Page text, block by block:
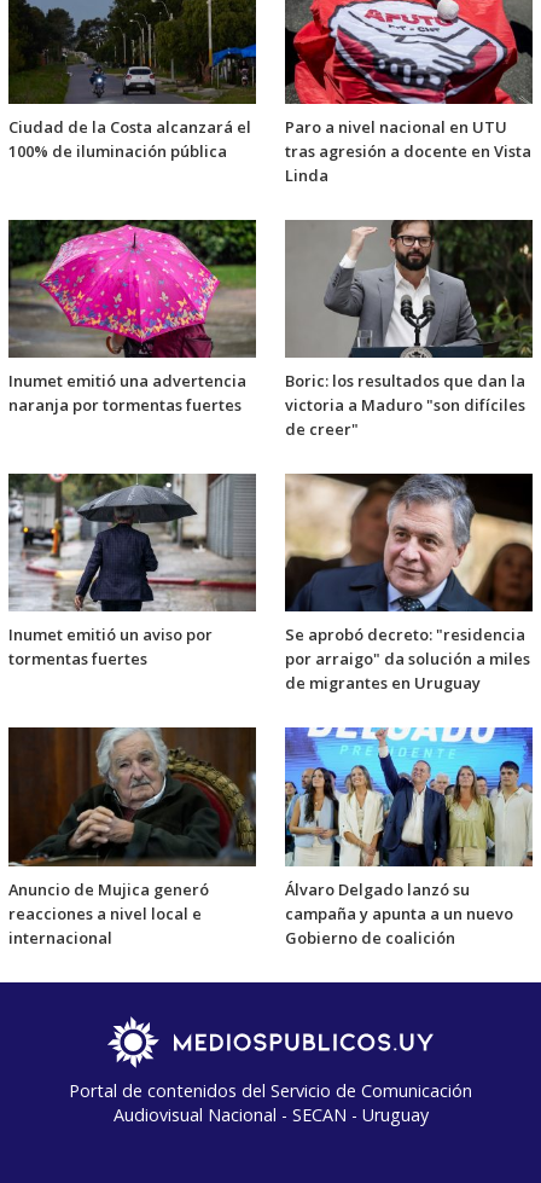
Ciudad de la Costa alcanzará el
100% de iluminación pública
Paro a nivel nacional en UTU
tras agresión a docente en Vista
Linda
Inumet emitió una advertencia
naranja por tormentas fuertes
Boric: los resultados que dan la
victoria a Maduro "son difíciles
de creer"
Inumet emitió un aviso por
tormentas fuertes
Se aprobó decreto: "residencia
por arraigo" da solución a miles
de migrantes en Uruguay
Anuncio de Mujica generó
reacciones a nivel local e
internacional
Álvaro Delgado lanzó su
campaña y apunta a un nuevo
Gobierno de coalición
Portal de contenidos del Servicio de Comunicación
Audiovisual Nacional - SECAN - Uruguay